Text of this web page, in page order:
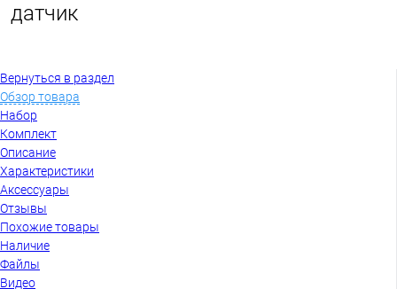
датчик
Вернуться в раздел
Обзор товара
Набор
Комплект
Описание
Характеристики
Аксессуары
Отзывы
Похожие товары
Наличие
Файлы
Видео